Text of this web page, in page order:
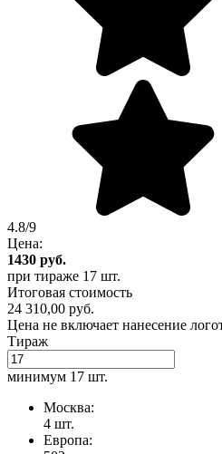
4.8/9
Цена:
1430 руб.
при тираже 17 шт.
Итоговая стоимость
24 310,00 руб.
Цена не включает нанесение
Тираж
минимум 17 шт.
Москва:
4 шт.
Европа: